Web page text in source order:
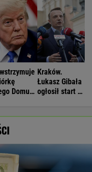
Domu.
Kraków.
Łukasz Gibała
ogłosił start w